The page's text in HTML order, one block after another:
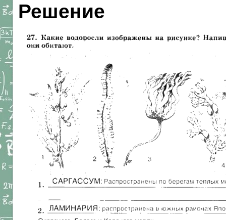
Решение